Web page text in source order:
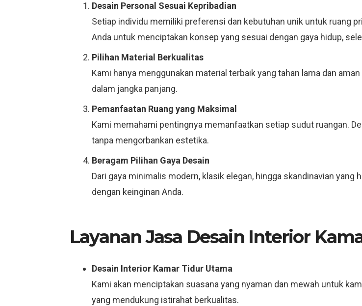
Desain Personal Sesuai Kepribadian
Setiap individu memiliki preferensi dan kebutuhan unik untuk ruang
Anda untuk menciptakan konsep yang sesuai dengan gaya hidup,
Pilihan Material Berkualitas
Kami hanya menggunakan material terbaik yang tahan lama dan
dalam jangka panjang.
Pemanfaatan Ruang yang Maksimal
Kami memahami pentingnya memanfaatkan setiap sudut ruangan.
tanpa mengorbankan estetika.
Beragam Pilihan Gaya Desain
Dari gaya minimalis modern, klasik elegan, hingga skandinavian
dengan keinginan Anda.
Layanan Jasa Desain Interior
Desain Interior Kamar Tidur Utama
Kami akan menciptakan suasana yang nyaman dan mewah untuk
yang mendukung istirahat berkualitas.